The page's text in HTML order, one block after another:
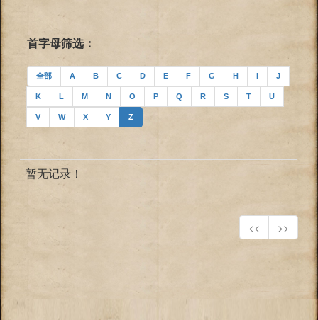
首字母筛选：
全部 A B C D E F G H I J
K L M N O P Q R S T U
V W X Y Z
暂无记录！
<< >>